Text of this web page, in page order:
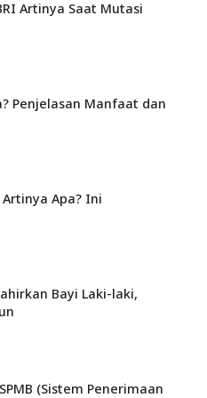
Artinya Saat Mutasi
Penjelasan Manfaat dan
Artinya Apa? Ini
Bayi Laki-laki,
(Sistem Penerimaan